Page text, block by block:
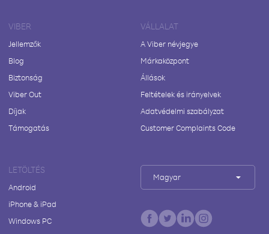
VIBER
Jellemzők
Blog
Biztonság
Viber Out
Díjak
Támogatás
VÁLLALAT
A Viber névjegye
Márkaközpont
Állások
Feltételek és irányelvek
Adatvédelmi szabályzat
Customer Complaints Code
LETÖLTÉS
Android
iPhone & iPad
Windows PC
Magyar